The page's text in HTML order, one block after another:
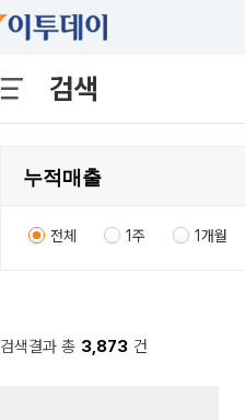
검색
전체 1주 1개월
검색결과 총 3,873 건